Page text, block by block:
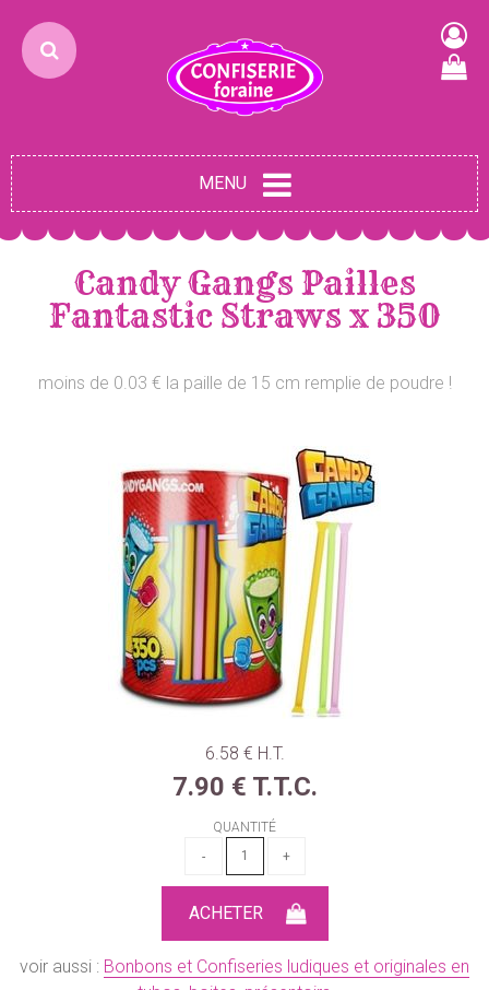
MENU
Candy Gangs Pailles
Fantastic Straws x 350
moins de 0.03 € la paille de 15 cm remplie de poudre !
6.58 € H.T.
7.90 € T.T.C.
QUANTITÉ
voir aussi : Bonbons et Confiseries ludiques et originales en